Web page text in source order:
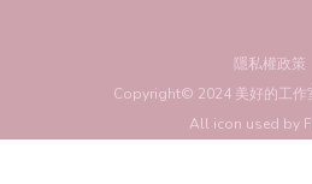
隱私權政策
Copyright© 2024 美好的工作
All icon used by